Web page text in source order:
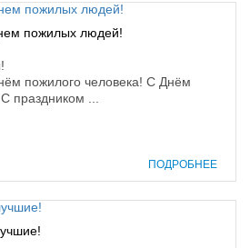
пожилых людей!
пожилого человека! С Днём
праздником ...
ПОДРОБНЕЕ